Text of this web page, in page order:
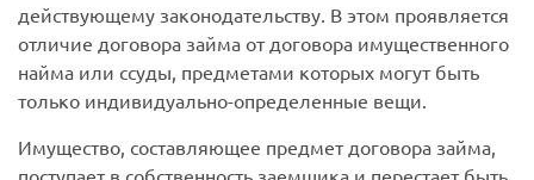
действующему законодательству. В этом проявляется
отличие договора займа от договора имущественного
найма или ссуды, предметами которых могут быть
только индивидуально-определенные вещи.
Имущество, составляющее предмет договора займа,